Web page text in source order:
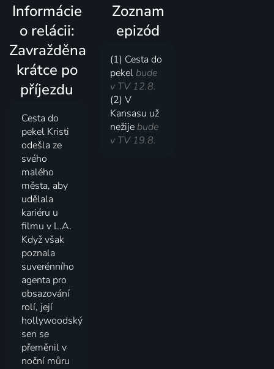
Informácie
o relácii:
Zavražděna
krátce po
příjezdu
Cesta do
pekel Kristi
odešla ze
svého
malého
města, aby
udělala
kariéru u
filmu v L.A.
Když však
poznala
suverénního
agenta pro
obsazování
rolí, její
hollywoodský
sen se
přeměnil v
noční můru
Zoznam
epizód
(1) Cesta do
pekelbude
v TV 12.8.
(2) V
Kansasu už
nežijebude
v TV 19.8.